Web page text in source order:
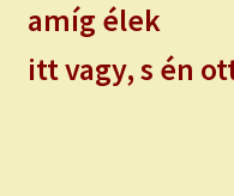
amíg élek
itt vagy, s én